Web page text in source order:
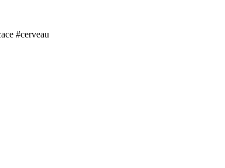
#cerveau